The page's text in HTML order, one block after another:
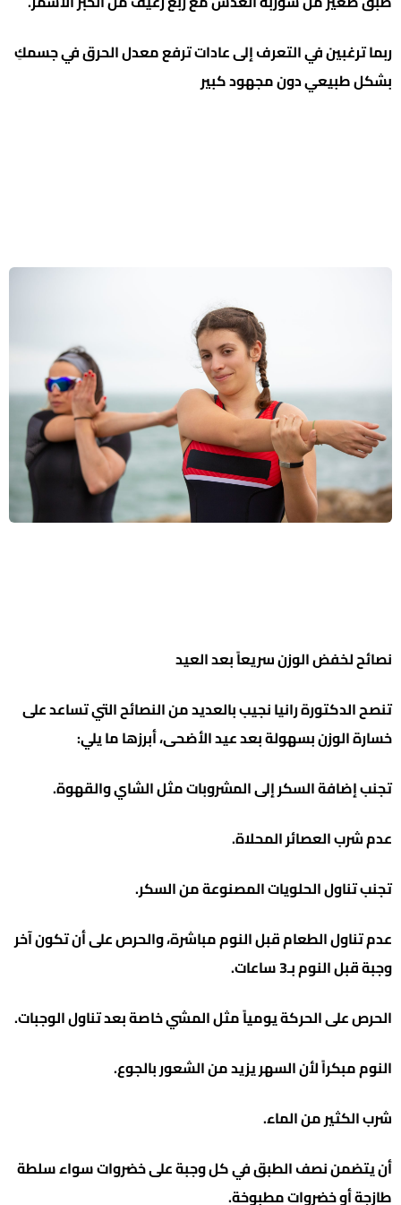
ربما ترغبين في التعرف إلى عادات ترفع معدل الحرق في جسمكِ
بشكل طبيعي دون مجهود كبير
نصائح لخفض الوزن سريعاً بعد العيد
تنصح الدكتورة رانيا نجيب بالعديد من النصائح التي تساعد على
خسارة الوزن بسهولة بعد عيد الأضحى، أبرزها ما يلي:
تجنب إضافة السكر إلى المشروبات مثل الشاي والقهوة.
عدم شرب العصائر المحلاة.
تجنب تناول الحلويات المصنوعة من السكر.
عدم تناول الطعام قبل النوم مباشرة، والحرص على أن تكون آخر
وجبة قبل النوم بـ3 ساعات.
الحرص على الحركة يومياً مثل المشي خاصة بعد تناول الوجبات.
النوم مبكراً لأن السهر يزيد من الشعور بالجوع.
شرب الكثير من الماء.
أن يتضمن نصف الطبق في كل وجبة على خضروات سواء سلطة
طازجة أو خضروات مطبوخة.